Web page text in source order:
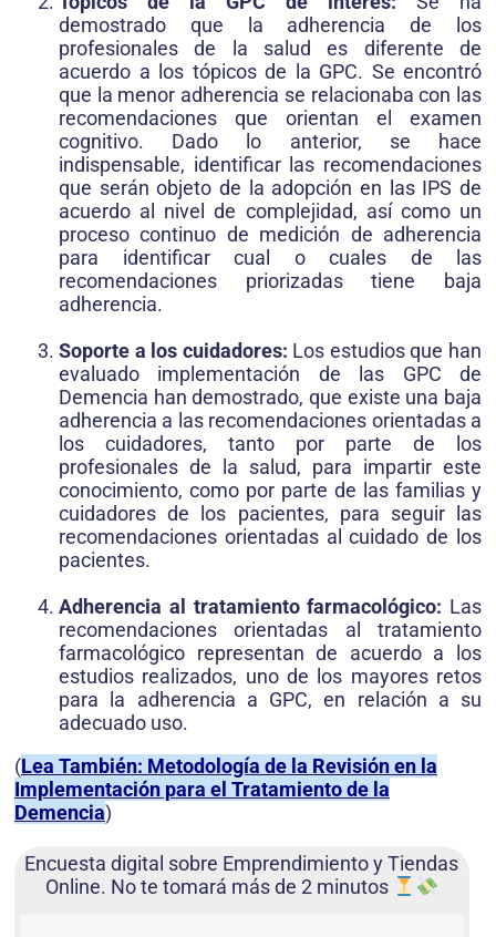
demostrado que la adherencia de los
profesionales de la salud es diferente de
acuerdo a los tópicos de la GPC. Se encontró
que la menor adherencia se relacionaba con las
recomendaciones que orientan el examen
cognitivo. Dado lo anterior, se hace
indispensable, identificar las recomendaciones
que serán objeto de la adopción en las IPS de
acuerdo al nivel de complejidad, así como un
proceso continuo de medición de adherencia
para identificar cual o cuales de las
recomendaciones priorizadas tiene baja
adherencia.
Soporte a los cuidadores: Los estudios que han
evaluado implementación de las GPC de
Demencia han demostrado, que existe una baja
adherencia a las recomendaciones orientadas a
los cuidadores, tanto por parte de los
profesionales de la salud, para impartir este
conocimiento, como por parte de las familias y
cuidadores de los pacientes, para seguir las
recomendaciones orientadas al cuidado de los
pacientes.
Adherencia al tratamiento farmacológico: Las
recomendaciones orientadas al tratamiento
farmacológico representan de acuerdo a los
estudios realizados, uno de los mayores retos
para la adherencia a GPC, en relación a su
adecuado uso.
(Lea También: Metodología de la Revisión en la
Implementación para el Tratamiento de la
Demencia)
Encuesta digital sobre Emprendimiento y Tiendas
Online. No te tomará más de 2 minutos